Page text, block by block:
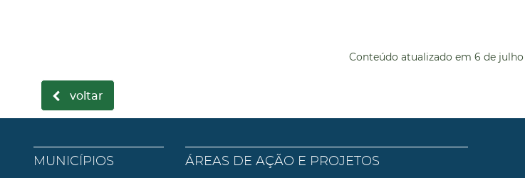
Conteúdo atualizado em 6 de
voltar
MUNICÍPIOS
ÁREAS DE AÇÃO E PROJETOS